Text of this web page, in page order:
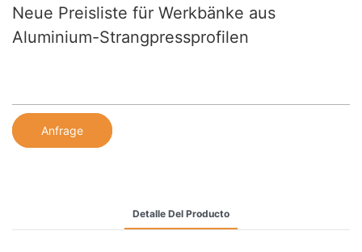
Neue Preisliste für Werkbänke aus
Aluminium-Strangpressprofilen
Anfrage
Detalle Del Producto